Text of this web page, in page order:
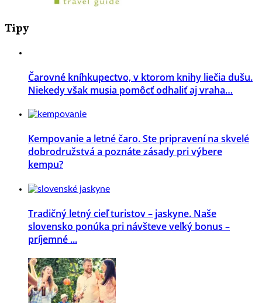
Tipy
Čarovné kníhkupectvo, v ktorom knihy liečia dušu.
Niekedy však musia pomôcť odhaliť aj vraha…
Kempovanie a letné čaro. Ste pripravení na skvelé
dobrodružstvá a poznáte zásady pri výbere
kempu?
Tradičný letný cieľ turistov – jaskyne. Naše
slovensko ponúka pri návšteve veľký bonus –
príjemné ...